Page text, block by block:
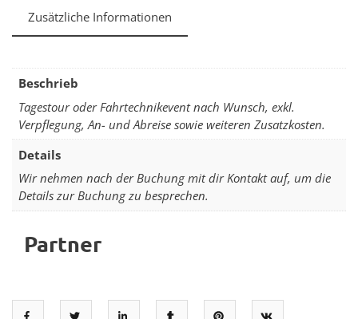
Zusätzliche Informationen
Beschrieb
Tagestour oder Fahrtechnikevent nach Wunsch, exkl.
Verpflegung, An- und Abreise sowie weiteren Zusatzkosten.
Details
Wir nehmen nach der Buchung mit dir Kontakt auf, um die
Details zur Buchung zu besprechen.
Partner